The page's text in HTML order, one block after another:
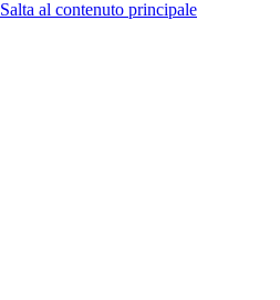
Salta al contenuto principale